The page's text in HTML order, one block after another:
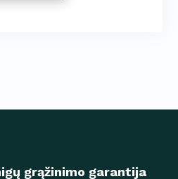
grąžinimo garantija